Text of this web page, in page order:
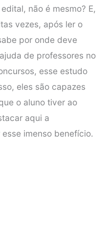
não é mesmo? E,
vezes, após ler o
por onde deve
de professores no
esse estudo
eles são capazes
o aluno tiver ao
aqui a
imenso benefício.